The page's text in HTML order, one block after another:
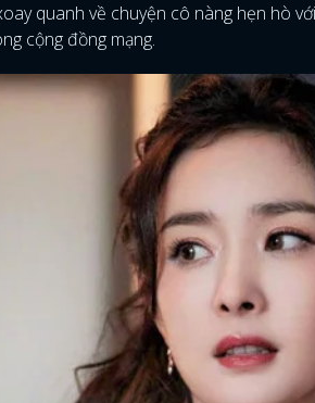
quanh về chuyện cô nàng hẹn hò
cộng đồng mạng.